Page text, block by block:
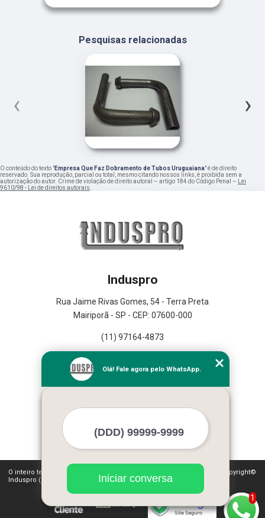
Pesquisas relacionadas
‹ ›
O conteúdo do texto "Empresa Que Faz Dobramento de Tubos Uruguaiana" é de direito
reservado. Sua reprodução, parcial ou total, mesmo citando nossos links, é proibida sem a
autorização do autor. Crime de violação de direito autoral – artigo 184 do Código Penal – Lei
9610/98 - Lei de direitos autorais.
Induspro
Rua Jaime Rivas Gomes, 54 - Terra Preta
Mairiporã - SP - CEP: 07600-000
(11) 97164-4873
Empresa
Missão
Mapa do site
Mais Serviços
O inteiro teor deste site está sujeito à proteção de direitos autorais. Copyright©
Induspro (Lei 9610 de 19/02/1998)
1
Olá! Fale agora pelo WhatsApp.
Iniciar conversa